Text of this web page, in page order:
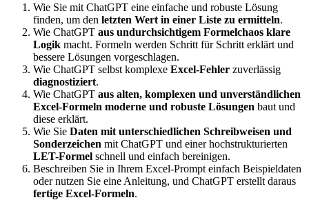
Wie Sie mit ChatGPT eine einfache und robuste Lösung
finden, um den letzten Wert in einer Liste zu ermitteln.
Wie ChatGPT aus undurchsichtigem Formelchaos klare
Logik macht. Formeln werden Schritt für Schritt erklärt und
bessere Lösungen vorgeschlagen.
Wie ChatGPT selbst komplexe Excel-Fehler zuverlässig
diagnostiziert.
Wie ChatGPT aus alten, komplexen und unverständlichen
Excel-Formeln moderne und robuste Lösungen baut und
diese erklärt.
Wie Sie Daten mit unterschiedlichen Schreibweisen und
Sonderzeichen mit ChatGPT und einer hochstrukturierten
LET-Formel schnell und einfach bereinigen.
Beschreiben Sie in Ihrem Excel-Prompt einfach Beispieldaten
oder nutzen Sie eine Anleitung, und ChatGPT erstellt daraus
fertige Excel-Formeln.